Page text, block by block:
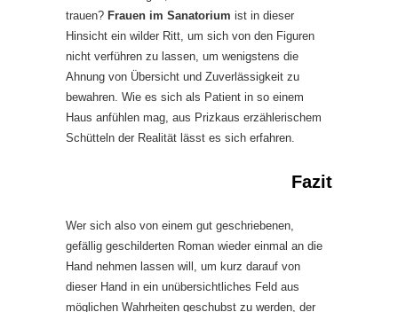
trauen? Frauen im Sanatorium ist in dieser
Hinsicht ein wilder Ritt, um sich von den Figuren
nicht verführen zu lassen, um wenigstens die
Ahnung von Übersicht und Zuverlässigkeit zu
bewahren. Wie es sich als Patient in so einem
Haus anfühlen mag, aus Prizkaus erzählerischem
Schütteln der Realität lässt es sich erfahren.
Fazit
Wer sich also von einem gut geschriebenen,
gefällig geschilderten Roman wieder einmal an die
Hand nehmen lassen will, um kurz darauf von
dieser Hand in ein unübersichtliches Feld aus
möglichen Wahrheiten geschubst zu werden, der